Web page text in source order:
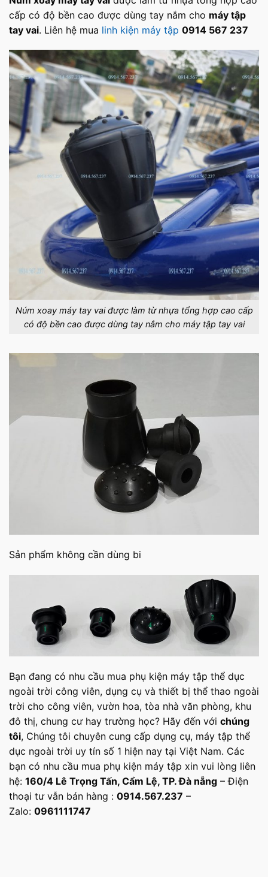
cấp có độ bền cao được dùng tay nắm cho máy tập
tay vai. Liên hệ mua linh kiện máy tập 0914 567 237
Núm xoay máy tay vai được làm từ nhựa tổng hợp cao cấp
có độ bền cao được dùng tay nắm cho máy tập tay vai
Sản phẩm không cần dùng bi
Bạn đang có nhu cầu mua phụ kiện máy tập thể dục
ngoài trời công viên, dụng cụ và thiết bị thể thao ngoài
trời cho công viên, vườn hoa, tòa nhà văn phòng, khu
đô thị, chung cư hay trường học? Hãy đến với chúng
tôi, Chúng tôi chuyên cung cấp dụng cụ, máy tập thể
dục ngoài trời uy tín số 1 hiện nay tại Việt Nam. Các
bạn có nhu cầu mua phụ kiện máy tập xin vui lòng liên
hệ: 160/4 Lê Trọng Tấn, Cẩm Lệ, TP. Đà nẵng – Điện
thoại tư vẫn bán hàng : 0914.567.237 –
Zalo: 0961111747